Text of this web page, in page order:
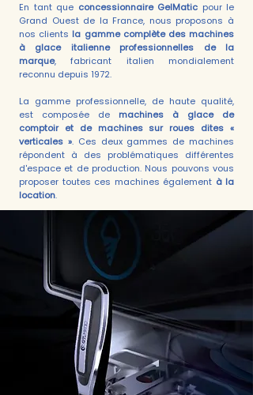
En tant que concessionnaire GelMatic pour le
Grand Ouest de la France, nous proposons à
nos clients la gamme complète des machines
à glace italienne professionnelles de la
marque, fabricant italien mondialement
reconnu depuis 1972.
La gamme professionnelle, de haute qualité,
est composée de machines à glace de
comptoir et de machines sur roues dites «
verticales ». Ces deux gammes de machines
répondent à des problématiques différentes
d'espace et de production. Nous pouvons vous
proposer toutes ces machines également à la
location.